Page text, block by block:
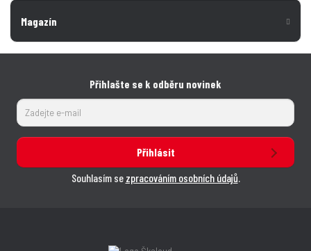
Magazín
Přihlašte se k odběru novinek
Přihlásit
Souhlasím se zpracováním osobních údajů